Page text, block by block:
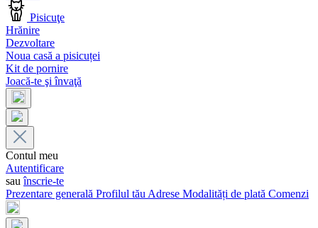
Pisicuţe
Hrănire
Dezvoltare
Noua casă a pisicuței
Kit de pornire
Joacă-te şi învaţă
Contul meu
Autentificare
sauînscrie-te
Prezentare generală Profilul tău Adrese Modalități de plată Comenzi